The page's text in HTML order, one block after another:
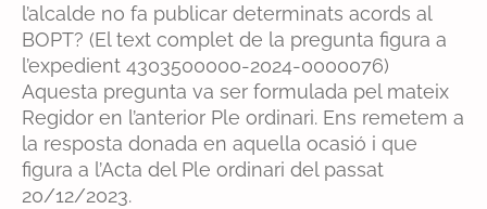
l’alcalde no fa publicar determinats acords al
BOPT? (El text complet de la pregunta figura a
l’expedient 4303500000-2024-0000076)
Aquesta pregunta va ser formulada pel mateix
Regidor en l’anterior Ple ordinari. Ens remetem a
la resposta donada en aquella ocasió i que
figura a l’Acta del Ple ordinari del passat
20/12/2023.